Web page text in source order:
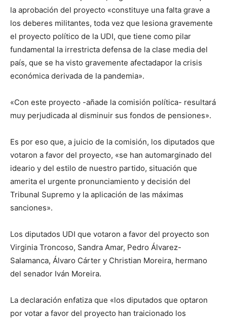
la aprobación del proyecto «constituye una falta grave a
los deberes militantes, toda vez que lesiona gravemente
el proyecto político de la UDI, que tiene como pilar
fundamental la irrestricta defensa de la clase media del
país, que se ha visto gravemente afectadapor la crisis
económica derivada de la pandemia».
«Con este proyecto -añade la comisión política- resultará
muy perjudicada al disminuir sus fondos de pensiones».
Es por eso que, a juicio de la comisión, los diputados que
votaron a favor del proyecto, «se han automarginado del
ideario y del estilo de nuestro partido, situación que
amerita el urgente pronunciamiento y decisión del
Tribunal Supremo y la aplicación de las máximas
sanciones».
Los diputados UDI que votaron a favor del proyecto son
Virginia Troncoso, Sandra Amar, Pedro Álvarez-
Salamanca, Álvaro Cárter y Christian Moreira, hermano
del senador Iván Moreira.
La declaración enfatiza que «los diputados que optaron
por votar a favor del proyecto han traicionado los